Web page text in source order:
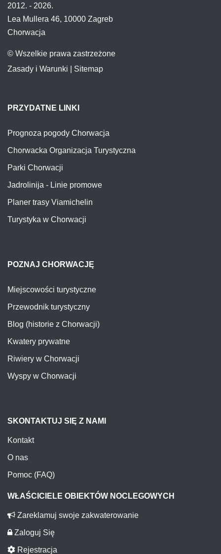
2012. - 2026.
Lea Mullera 46, 10000 Zagreb
Chorwacja
© Wszelkie prawa zastrzeżone
Zasady i Warunki
Sitemap
PRZYDATNE LINKI
Prognoza pogody Chorwacja
Chorwacka Organizacja Turystyczna
Parki Chorwacji
Jadrolinija - Linie promowe
Planer trasy Viamichelin
Turystyka w Chorwacji
POZNAJ CHORWACJĘ
Miejscowości turystyczne
Przewodnik turystyczny
Blog (historie z Chorwacji)
Kwatery prywatne
Riwiery w Chorwacji
Wyspy w Chorwacji
SKONTAKTUJ SIĘ Z NAMI
Kontakt
O nas
Pomoc (FAQ)
WŁAŚCICIELE OBIEKTÓW NOCLEGOWYCH
Zareklamuj swoje zakwaterowanie
Zaloguj Się
Rejestracja